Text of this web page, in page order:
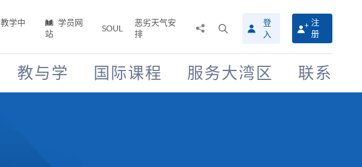
教学中
学员网
站
SOUL
恶劣天气安
排
搜
寻
介
面
登
入
注
册
教与学 国际课程 服务大湾区 联系